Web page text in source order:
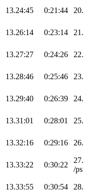
13.24:45 0:21:44 20.
13.26:14 0:23:14 21.
13.27:27 0:24:26 22.
13.28:46 0:25:46 23.
13.29:40 0:26:39 24.
13.31:01 0:28:01 25.
13.32:16 0:29:16 26.
13.33:22 0:30:22
27.
/ps
13.33:55 0:30:54 28.